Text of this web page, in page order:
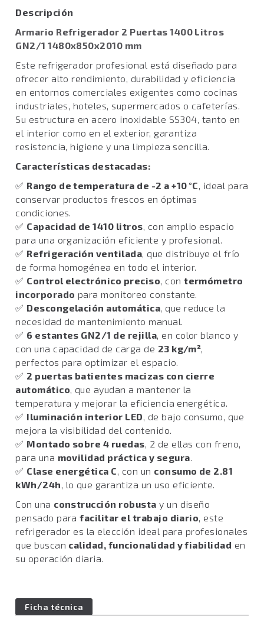
Descripción
Armario Refrigerador 2 Puertas 1400 Litros
GN2/1 1480x850x2010 mm
Este refrigerador profesional está diseñado para
ofrecer alto rendimiento, durabilidad y eficiencia
en entornos comerciales exigentes como cocinas
industriales, hoteles, supermercados o cafeterías.
Su estructura en acero inoxidable SS304, tanto en
el interior como en el exterior, garantiza
resistencia, higiene y una limpieza sencilla.
Características destacadas:
✅ Rango de temperatura de -2 a +10 °C, ideal para
conservar productos frescos en óptimas
condiciones.
✅ Capacidad de 1410 litros, con amplio espacio
para una organización eficiente y profesional.
✅ Refrigeración ventilada, que distribuye el frío
de forma homogénea en todo el interior.
✅ Control electrónico preciso, contermómetro
incorporado para monitoreo constante.
✅ Descongelación automática, que reduce la
necesidad de mantenimiento manual.
✅ 6 estantes GN2/1 de rejilla, en color blanco y
con una capacidad de carga de 23 kg/m²,
perfectos para optimizar el espacio.
✅ 2 puertas batientes macizas con cierre
automático, que ayudan a mantener la
temperatura y mejorar la eficiencia energética.
✅ Iluminación interior LED, de bajo consumo, que
mejora la visibilidad del contenido.
✅ Montado sobre 4 ruedas, 2 de ellas con freno,
para una movilidad práctica y segura.
✅ Clase energética C, con un consumo de 2.81
kWh/24h, lo que garantiza un uso eficiente.
Con una construcción robusta y un diseño
pensado parafacilitar el trabajo diario, este
refrigerador es la elección ideal para profesionales
que buscan calidad, funcionalidad y fiabilidad en
su operación diaria.
Ficha técnica